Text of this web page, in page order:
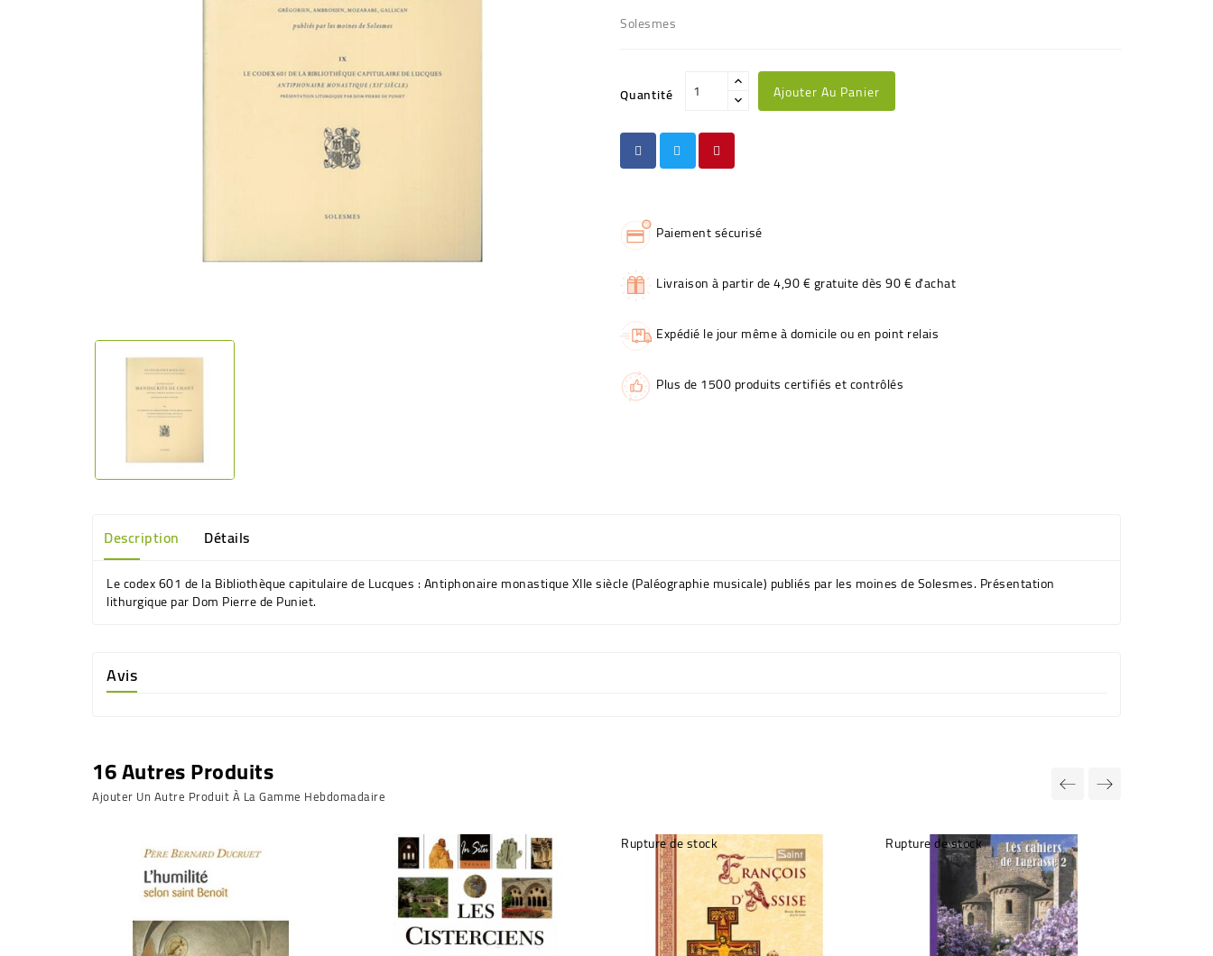
Solesmes
Quantité Ajouter Au Panier
Paiement sécurisé
Livraison à partir de 4,90 € gratuite dès 90 € d'achat
Expédié le jour même à domicile ou en point relais
Plus de 1500 produits certifiés et contrôlés
Description Détails
Le codex 601 de la Bibliothèque capitulaire de Lucques : Antiphonaire monastique XIIe siècle (Paléographie musicale) publiés par les moines de Solesmes. Présentation
lithurgique par Dom Pierre de Puniet.
Avis
16 Autres Produits
Ajouter Un Autre Produit À La Gamme Hebdomadaire
Rupture de stock Rupture de stock